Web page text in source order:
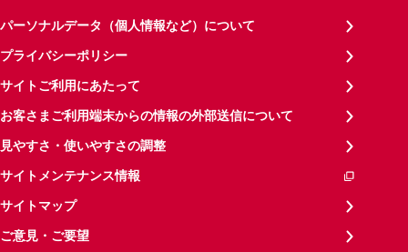
パーソナルデータ（個人情報など）について
プライバシーポリシー
サイトご利用にあたって
お客さまご利用端末からの情報の外部送信について
見やすさ・使いやすさの調整
サイトメンテナンス情報
サイトマップ
ご意見・ご要望